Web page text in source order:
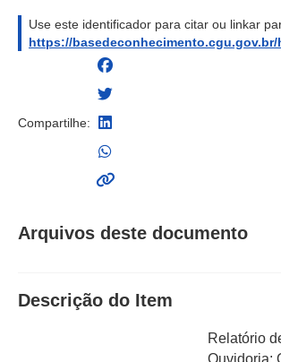
Use este identificador para citar ou linkar
https://basedeconhecimento.cgu.gov.br/
Compartilhe:
Arquivos deste documento
Descrição do Item
Relatório
Ouvidoria: